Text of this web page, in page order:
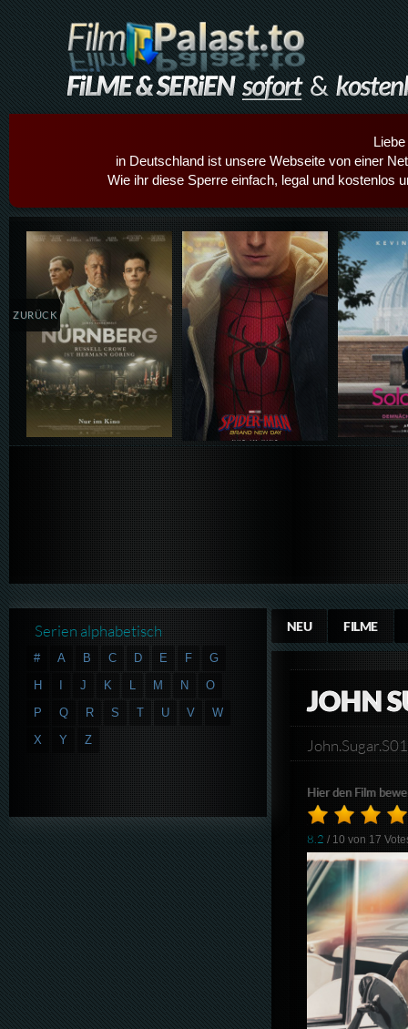
in Deutschland ist unsere Webseite von einer
Wie ihr diese Sperre einfach, legal und kostenlos
Details,Play Details,Play
ZURÜCK
NEU FILME
JOHN
Hier den Film
8.2 / 10 von 17
Serien alphabetisch
# A B C D E F
G
H
I J K L M N
O
P
Q R S T U V
W
X
Y Z